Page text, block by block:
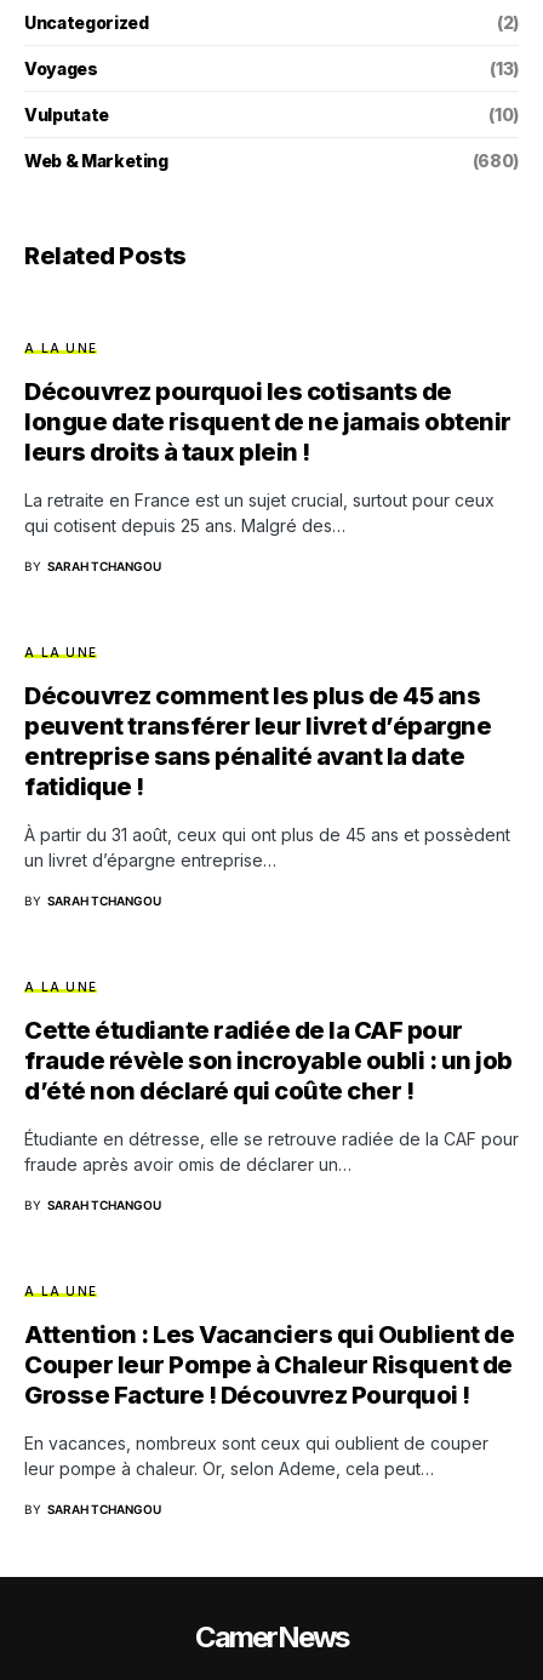
Uncategorized (2)
Voyages (13)
Vulputate (10)
Web & Marketing (680)
Related Posts
A LA UNE
Découvrez pourquoi les cotisants de
longue date risquent de ne jamais obtenir
leurs droits à taux plein !
La retraite en France est un sujet crucial, surtout pour ceux
qui cotisent depuis 25 ans. Malgré des…
BY SARAH TCHANGOU
A LA UNE
Découvrez comment les plus de 45 ans
peuvent transférer leur livret d’épargne
entreprise sans pénalité avant la date
fatidique !
À partir du 31 août, ceux qui ont plus de 45 ans et possèdent
un livret d’épargne entreprise…
BY SARAH TCHANGOU
A LA UNE
Cette étudiante radiée de la CAF pour
fraude révèle son incroyable oubli : un job
d’été non déclaré qui coûte cher !
Étudiante en détresse, elle se retrouve radiée de la CAF pour
fraude après avoir omis de déclarer un…
BY SARAH TCHANGOU
A LA UNE
Attention : Les Vacanciers qui Oublient de
Couper leur Pompe à Chaleur Risquent de
Grosse Facture ! Découvrez Pourquoi !
En vacances, nombreux sont ceux qui oublient de couper
leur pompe à chaleur. Or, selon Ademe, cela peut…
BY SARAH TCHANGOU
CamerNews